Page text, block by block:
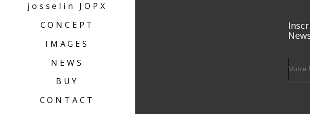
josselin JOPX
CONCEPT
IMAGES
NEWS
BUY
CONTACT